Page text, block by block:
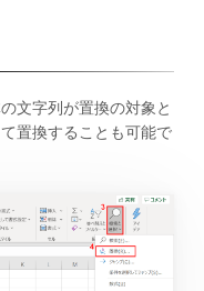
文字列が置換の対象と
置換することも可能で